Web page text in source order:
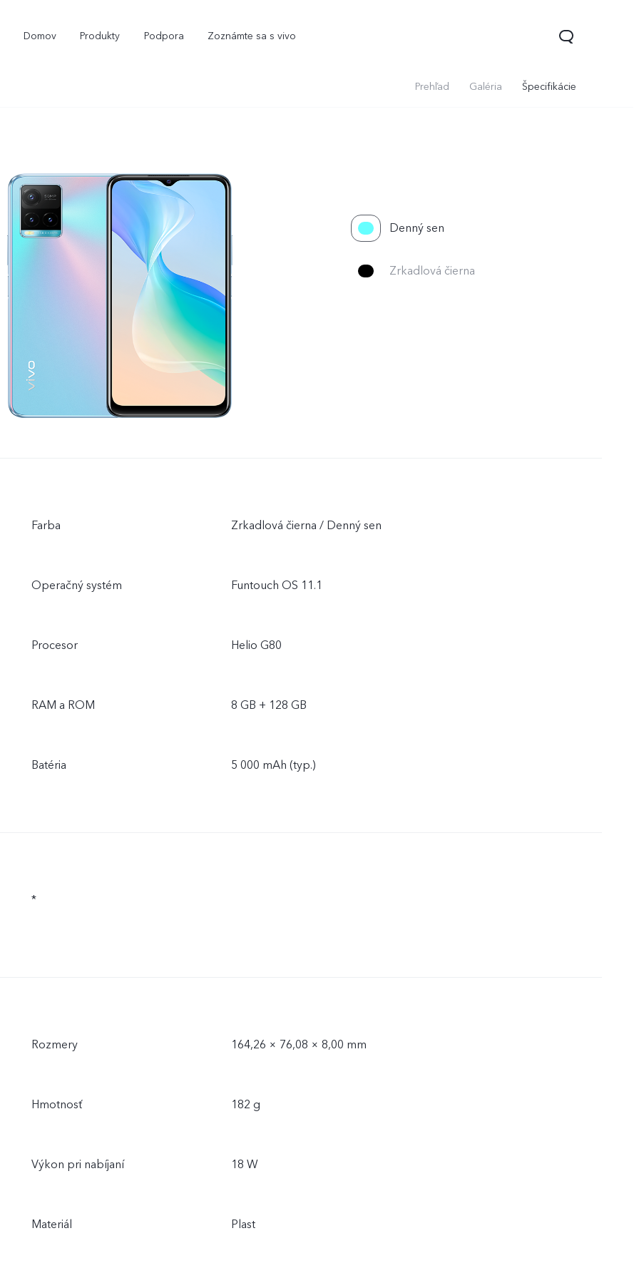
Domov Produkty Podpora Zoznámte sa s vivo
V29 Lite 5G novinka
Prehľad Galéria Špecifikácie
Denný sen
Zrkadlová čierna
Farba Zrkadlová čierna / Denný sen
Operačný systém Funtouch OS 11.1
Procesor Helio G80
RAM a ROM 8 GB + 128 GB
Batéria 5 000 mAh (typ.)
*
Rozmery 164,26 × 76,08 × 8,00 mm
Hmotnosť 182 g
Výkon pri nabíjaní 18 W
Materiál Plast